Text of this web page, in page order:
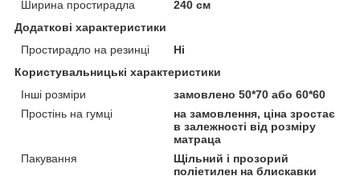
Ширина простирадла
240 см
Додаткові характеристики
Простирадло на резинці
Ні
Користувальницькі характеристики
Інші розміри
замовлено 50*70 або 60*60
Простінь на гумці
на замовлення, ціна зростає
в залежності від розміру
матраца
Пакування
Щільний і прозорий
поліетилен на блискавки